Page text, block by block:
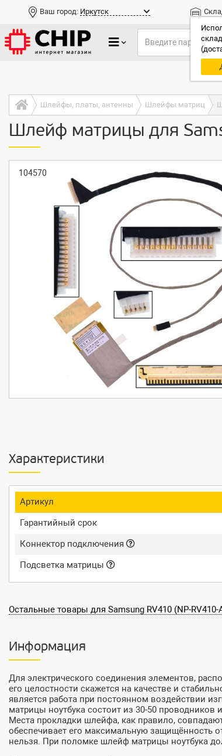
Ваш город: Иркутск
Шлейфы, платы, антенны Шлейфы матриц
Шлейф матрицы для
104570
Характеристики
Артикул
Гарантийный срок
Коннектор подключения
Подсветка матрицы
Остальные товары для Samsung RV410 (NP-RV410-
Информация
Для электрического соединения элементов,
его целостности скажется на качестве и
является работа при постоянном воздействии
матрицы ноутбука состоит из 30-50
Места прокладки шлейфа, как правило,
обеспечивает его максимальную защищённость
нельзя. При поломке шлейф матрицы ноутбука